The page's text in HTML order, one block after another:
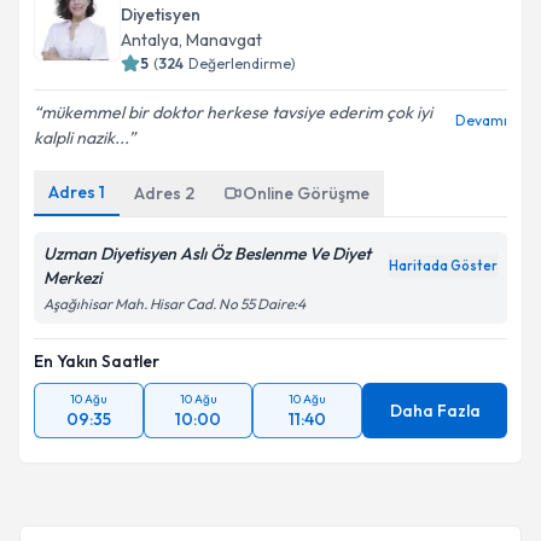
Diyetisyen
Antalya, Manavgat
5 (324 Değerlendirme)
mükemmel bir doktor herkese tavsiye ederim çok iyi
kalpli nazik...
Devamı
Adres 1 Adres 2 Online Görüşme
Uzman Diyetisyen Aslı Öz Beslenme Ve Diyet
Merkezi
Haritada Göster
Aşağıhisar Mah. Hisar Cad. No 55 Daire:4
En Yakın Saatler
10 Ağu
09:35
10 Ağu
10:00
10 Ağu
11:40 Daha Fazla